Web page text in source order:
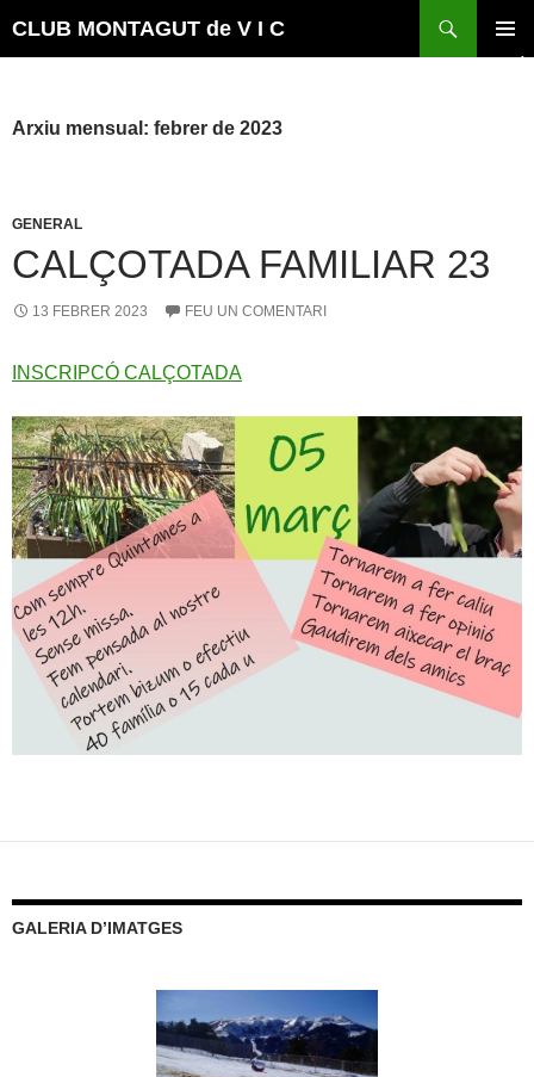
CLUB MONTAGUT de V I C
Arxiu mensual: febrer de 2023
GENERAL
CALÇOTADA FAMILIAR 23
13 FEBRER 2023 FEU UN COMENTARI
INSCRIPCÓ CALÇOTADA
GALERIA D’IMATGES